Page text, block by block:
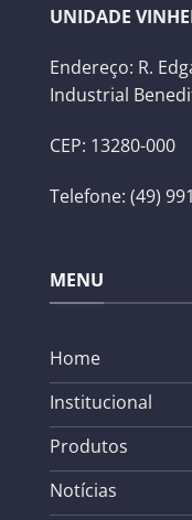
UNIDADE
Endereço: R.
Industrial
CEP: 13280-000
Telefone: (49)
MENU
Home
Institucional
Produtos
Notícias